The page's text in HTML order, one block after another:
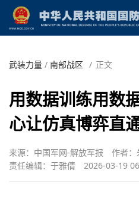
武装力量 / 南部战区 / 正文
用数据训练用数
心让仿真博弈直
来源：中国军网-解放军报
作者：
责任编辑：于雅倩
2026-03-19